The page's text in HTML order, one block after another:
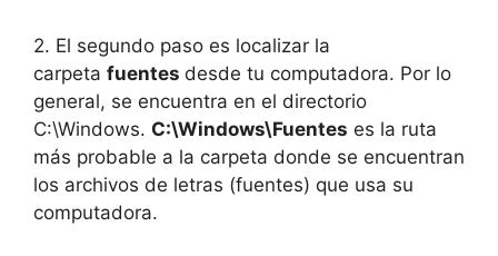
2. El segundo paso es localizar la
carpeta fuentes desde tu computadora. Por lo
general, se encuentra en el directorio
C:\Windows. C:\Windows\Fuentes es la ruta
más probable a la carpeta donde se encuentran
los archivos de letras (fuentes) que usa su
computadora.